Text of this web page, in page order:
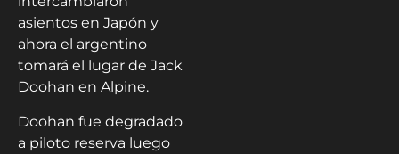
asientos en Japón y
ahora el argentino
tomará el lugar de Jack
Doohan en Alpine.
Doohan fue degradado
a piloto reserva luego